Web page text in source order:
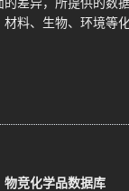
差异，所提供的数
材料、生物、环境等
物竞化学品数据库